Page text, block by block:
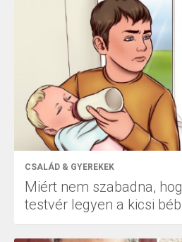
CSALÁD & GYEREKEK
Miért nem szabadna,
testvér legyen a kicsi